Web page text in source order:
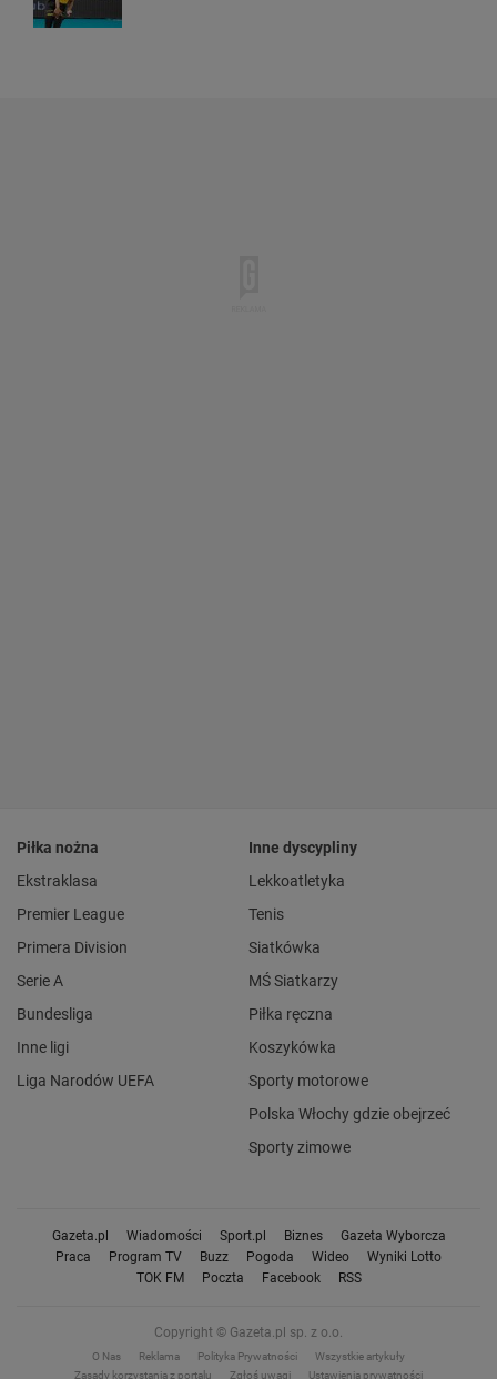
Piłka nożna
Ekstraklasa
Premier League
Primera Division
Serie A
Bundesliga
Inne ligi
Liga Narodów UEFA
Inne dyscypliny
Lekkoatletyka
Tenis
Siatkówka
MŚ Siatkarzy
Piłka ręczna
Koszykówka
Sporty motorowe
Polska Włochy gdzie obejrzeć
Sporty zimowe
Gazeta.pl Wiadomości Sport.pl Biznes
Gazeta Wyborcza
Praca
Program TV Buzz Pogoda Wideo
Wyniki Lotto
TOK FM
Poczta Facebook RSS
Copyright © Gazeta.pl sp. z o.o.
O Nas Reklama Polityka Prywatności
Wszystkie artykuły
Zasady korzystania z portalu
Zgłoś uwagi Ustawienia prywatności